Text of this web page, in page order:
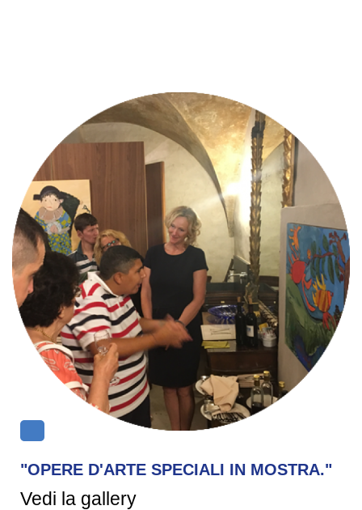
"OPERE D'ARTE SPECIALI IN MOSTRA."
Vedi la gallery